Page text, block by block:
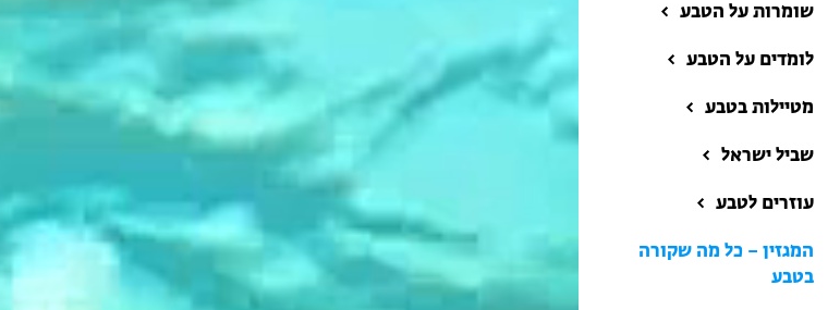
שומרות על הטבע
לומדים על הטבע
מטיילות בטבע
הזמינו פעילויות וטיולים
טיולים למבוגרים: ארץ
שביל ישראל
עוזרים לטבע
המגזין – כל מה שקורה
בטבע
לעשות ילדים
בשקט